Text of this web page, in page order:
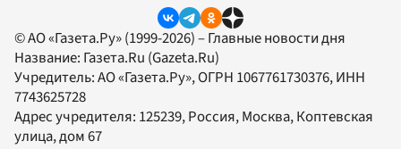
© АО «Газета.Ру» (1999-2026) – Главные новости дня
Название: Газета.Ru (Gazeta.Ru)
Учредитель:АО «Газета.Ру», ОГРН 1067761730376, ИНН
7743625728
Адрес учредителя: 125239, Россия, Москва, Коптевская
улица, дом 67